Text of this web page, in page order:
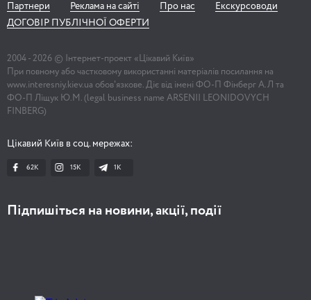
Партнери Реклама на сайті Про нас
Екскурсоводи
ДОГОВІР ПУБЛІЧНОЇ ОФЕРТИ
2004 - 2026 © Інтернет-проект «Цікавий Київ»
При повному або частковому використанні матеріалів посилання на
www.interesniy.kiev.ua обов'язкове. Діє від імені ФО-П Фінберг А.Л та
ФО-П Ліщук Ю.М. (legal business name ARSENII LEONIDOVYCH
FINBERG)
Цікавий Київ в соц. мережах:
62K 15K 1К
Підпишіться на новини, акції, події